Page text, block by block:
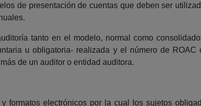
de presentación de cuentas que deben ser
tanto en el modelo, normal como
u obligatoria- realizada y el número de
de un auditor o entidad auditora.
formatos electrónicos por la cual los sujetos